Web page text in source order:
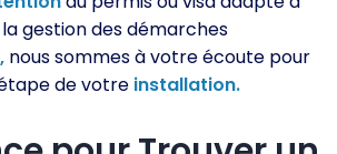
gestion des démarches
nous sommes à votre écoute pour
de votre installation.